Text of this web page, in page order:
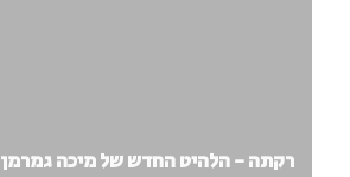
רקתה - הלהיט החדש של מיכה גמרמן